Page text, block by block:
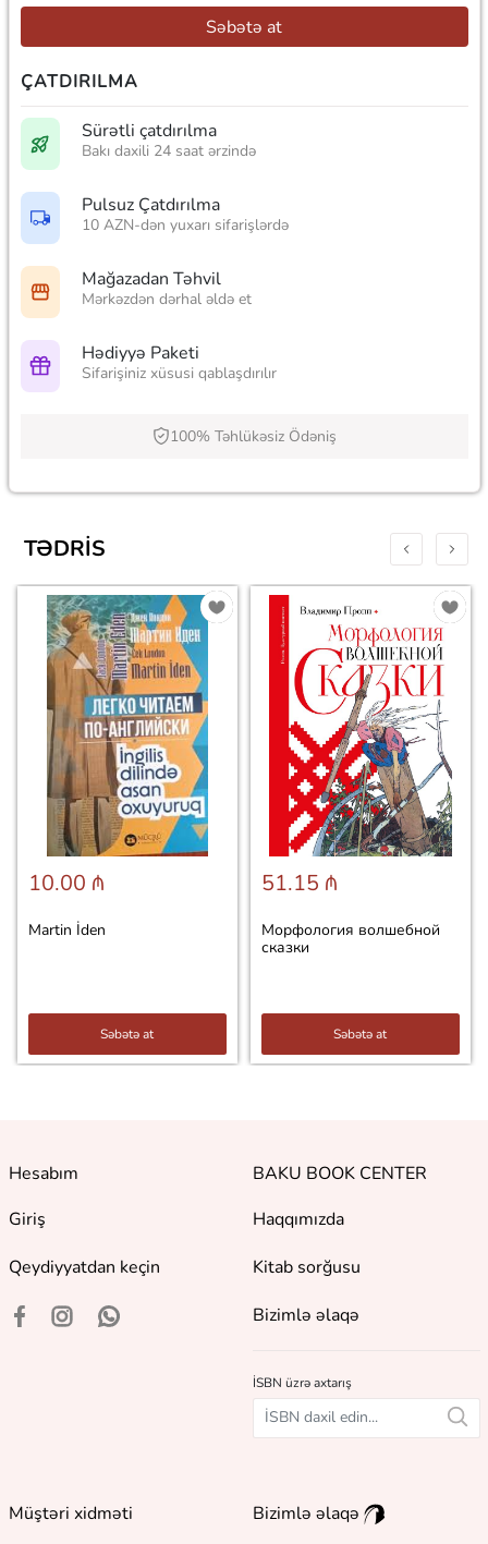
Səbətə at
ÇATDIRILMA
Sürətli çatdırılma
Bakı daxili 24 saat ərzində
Pulsuz Çatdırılma
10 AZN-dən yuxarı sifarişlərdə
Mağazadan Təhvil
Mərkəzdən dərhal əldə et
Hədiyyə Paketi
Sifarişiniz xüsusi qablaşdırılır
100% Təhlükəsiz Ödəniş
TƏDRIS
10.00 ₼
Martin İden
Səbətə at
51.15 ₼
Морфология волшебной
сказки
Səbətə at
Hesabım
Giriş
Qeydiyyatdan keçin
BAKU BOOK CENTER
Haqqımızda
Kitab sorğusu
Bizimlə əlaqə
İSBN üzrə axtarış
Müştəri xidməti Bizimlə əlaqə